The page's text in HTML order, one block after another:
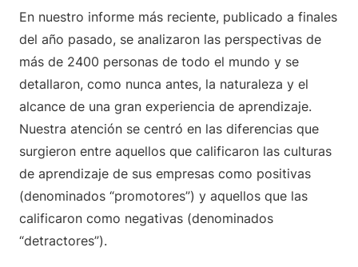
En nuestro informe más reciente, publicado a finales
del año pasado, se analizaron las perspectivas de
más de 2400 personas de todo el mundo y se
detallaron, como nunca antes, la naturaleza y el
alcance de una gran experiencia de aprendizaje.
Nuestra atención se centró en las diferencias que
surgieron entre aquellos que calificaron las culturas
de aprendizaje de sus empresas como positivas
(denominados “promotores”) y aquellos que las
calificaron como negativas (denominados
“detractores”).